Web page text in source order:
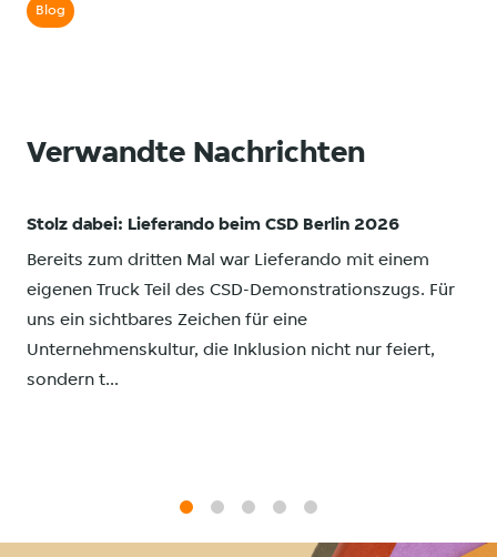
Blog
Verwandte Nachrichten
Stolz dabei: Lieferando beim CSD Berlin 2026
Bereits zum dritten Mal war Lieferando mit einem
eigenen Truck Teil des CSD-Demonstrationszugs. Für
uns ein sichtbares Zeichen für eine
Unternehmenskultur, die Inklusion nicht nur feiert,
sondern t...